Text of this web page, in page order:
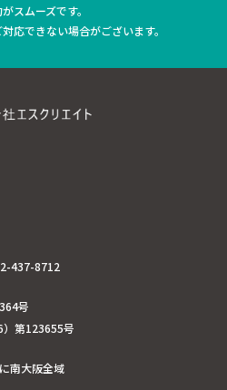
437-8712
号
）第123655号
南大阪全域
スムーズです。
応できない場合がございます。